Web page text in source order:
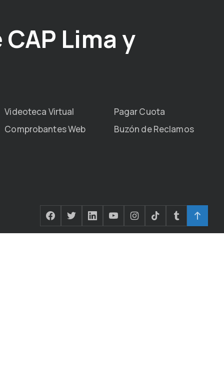
Lima y
Videoteca Virtual
Pagar Cuota
Comprobantes Web
Buzón de Reclamos